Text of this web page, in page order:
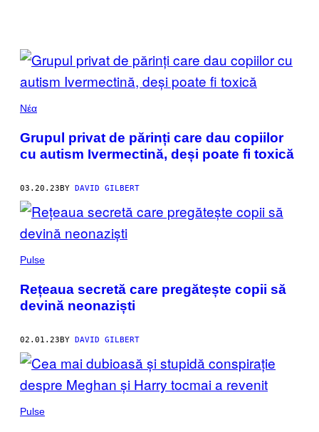
POSTS
BY
THIS
AUTHOR
Νέα
Grupul privat de părinți care dau copiilor
cu autism Ivermectină, deși poate fi toxică
03.20.23BY DAVID GILBERT
Pulse
Rețeaua secretă care pregătește copii să
devină neonaziști
02.01.23BY DAVID GILBERT
Pulse